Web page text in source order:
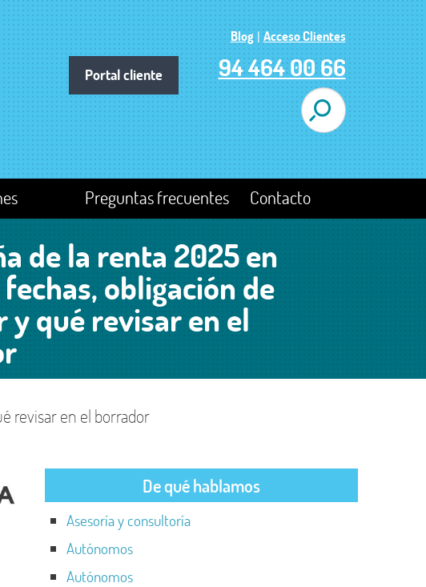
Portal cliente
Blog | Acceso Clientes
94 464 00 66
Preguntas frecuentes Contacto
de la renta 2025 en
obligación de
y qué revisar en el
revisar en el borrador
De qué hablamos
Asesoría y consultoría
Autónomos
Autónomos